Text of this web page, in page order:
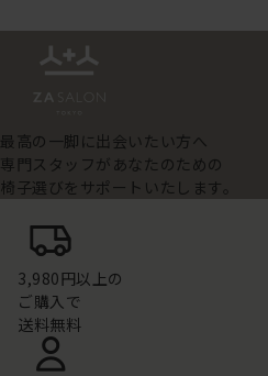
最高の一脚に出会いたい方へ
専門スタッフがあなたのための
椅子選びをサポートいたします。
3,980円以上の
ご購入で
送料無料